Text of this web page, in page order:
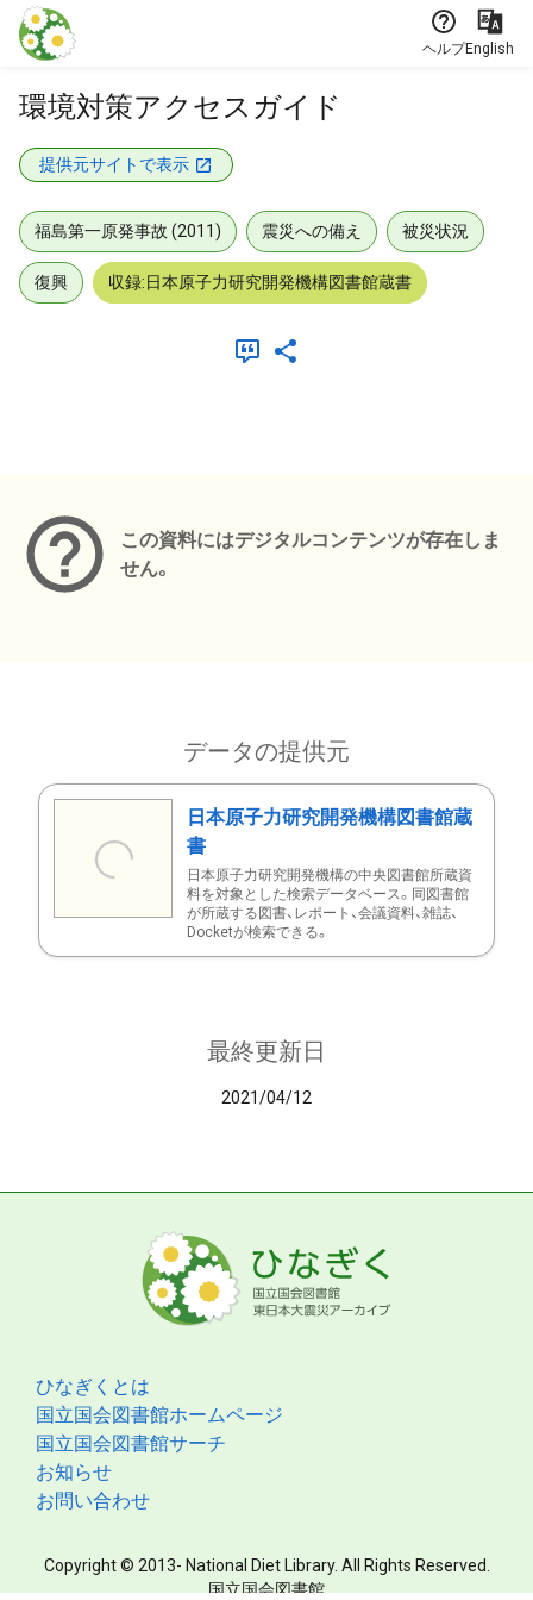
本文に飛ぶ
ヘルプEnglish
環境対策アクセスガイド
提供元サイトで表示
福島第一原発事故 (2011) 震災への備え 被災状況
復興 収録:日本原子力研究開発機構図書館蔵書
この資料にはデジタルコンテンツが存在しま
せん。
データの提供元
日本原子力研究開発機構図書館蔵
書
日本原子力研究開発機構の中央図書館所蔵資
料を対象とした検索データベース。同図書館
が所蔵する図書、レポート、会議資料、雑誌、
Docketが検索できる。
最終更新日
2021/04/12
ひなぎくとは
国立国会図書館ホームページ
国立国会図書館サーチ
お知らせ
お問い合わせ
Copyright © 2013- National Diet Library. All Rights Reserved.